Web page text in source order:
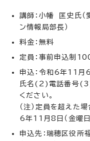
講師：小幡 匡史氏（
ン情報局部長）
料金：無料
定員：事前申込制
申込：令和6年11月
氏名(2)電話番号(3)
ください。
（注）定員を超えた
6年11月8日（金曜日
申込先：瑞穂区役所